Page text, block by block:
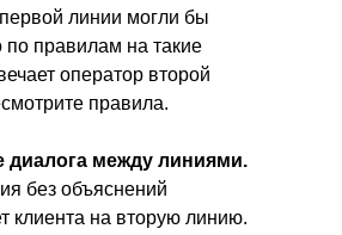
линии могли бы
по правилам на такие
оператор второй
правила.
диалога между линиями.
без объяснений
клиента на вторую линию.